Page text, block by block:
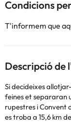
Condicions
T'informem que
Descripció de
Si decideixes
feines et separaran
rupestres i Convent
es troba a 15,6 km